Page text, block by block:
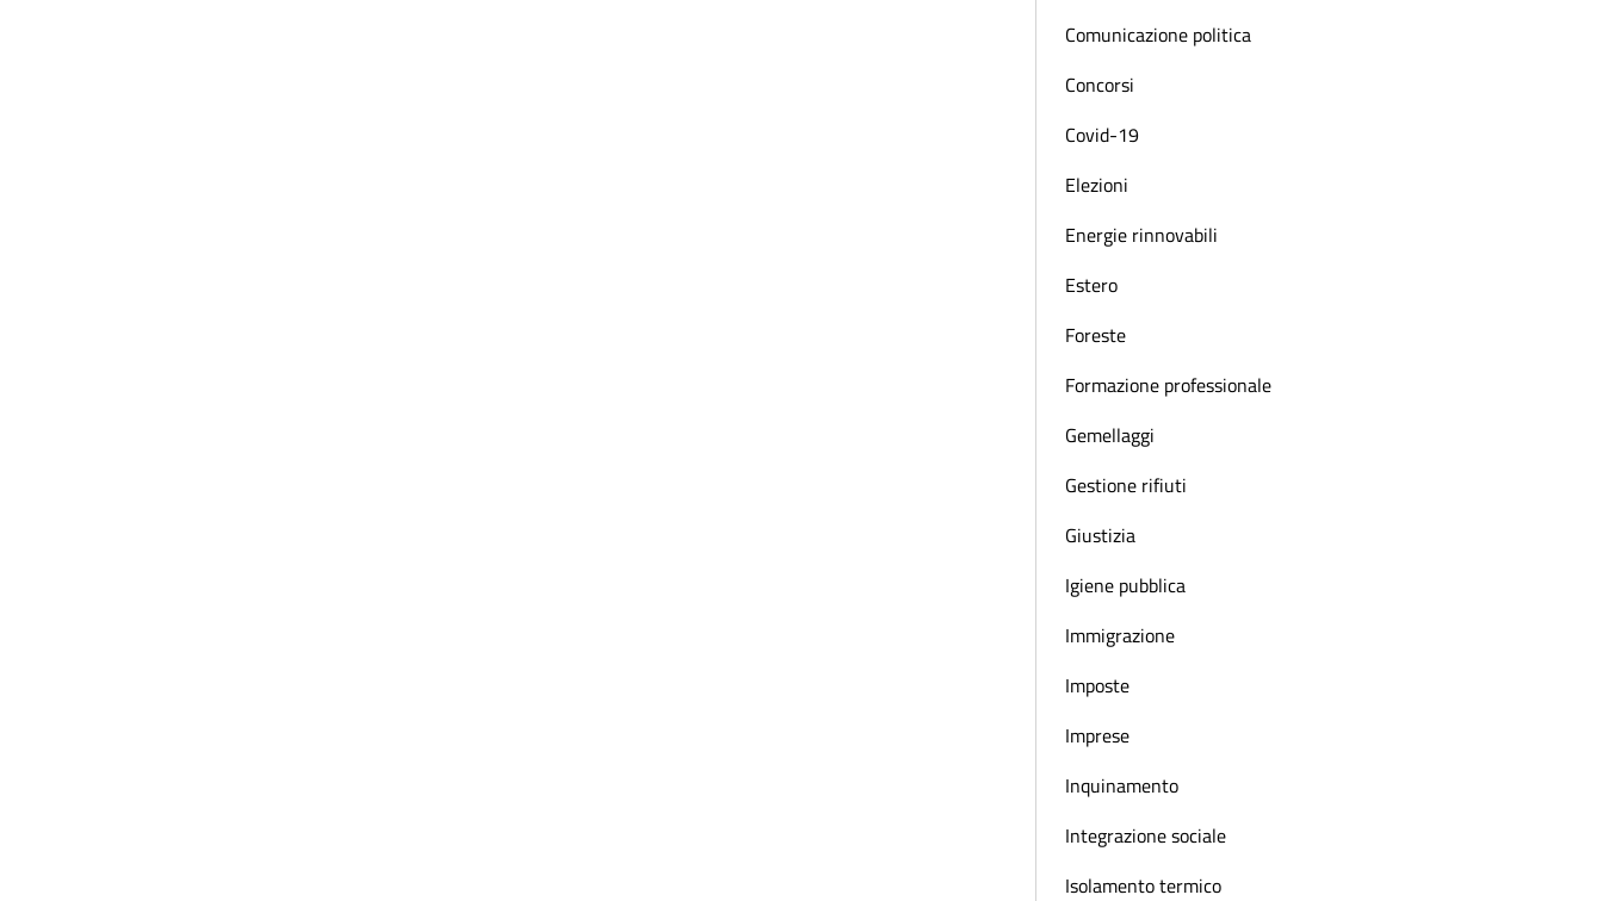
Comunicazione politica
Concorsi
Covid-19
Elezioni
Energie rinnovabili
Estero
Foreste
Formazione professionale
Gemellaggi
Gestione rifiuti
Giustizia
Igiene pubblica
Immigrazione
Imposte
Imprese
Inquinamento
Integrazione sociale
Isolamento termico